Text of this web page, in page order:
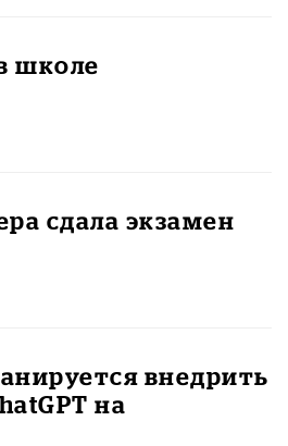
школе
сдала экзамен
внедрить
на